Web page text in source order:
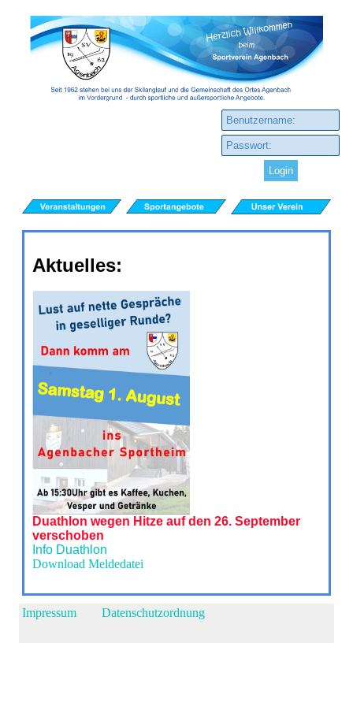
Aktuelles:
Duathlon wegen Hitze auf den 26. September
verschoben
Info Duathlon
Download Meldedatei
Impressum Datenschutzordnung